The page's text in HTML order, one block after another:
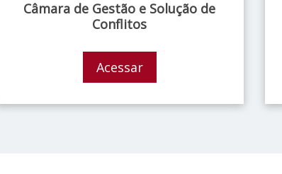
Câmara de Gestão e Solução de
Conflitos
Acessar